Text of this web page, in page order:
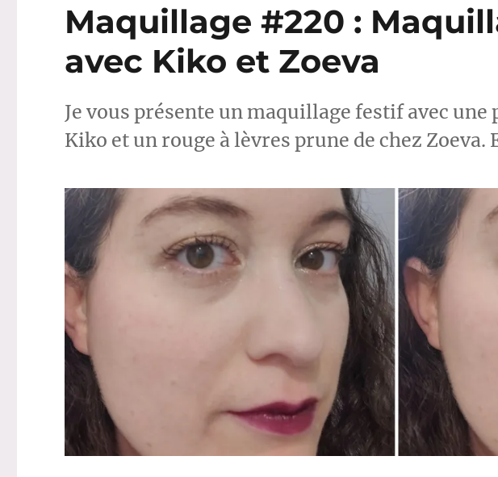
Maquillage #220 :
avec Kiko et Zoeva
Je vous présente un maquillage festif avec une
Kiko et un rouge à lèvres prune de chez Zoeva.